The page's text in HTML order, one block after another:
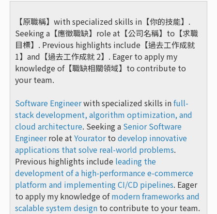
【原職稱】with specialized skills in【你的技能】.
Seeking a【應徵職缺】role at【公司名稱】to【求職
目標】. Previous highlights include【過去工作成就
1】and【過去工作成就 2】. Eager to apply my
knowledge of【職缺相關領域】to contribute to
your team.
Software Engineerwith specialized skills infull-
stack development, algorithm optimization, and
cloud architecture. Seeking a Senior Software
Engineerrole atYouratorto develop innovative
applications that solve real-world problems.
Previous highlights include leading the
development of a high-performance e-commerce
platform and implementing CI/CD pipelines. Eager
to apply my knowledge ofmodern frameworks and
scalable system design to contribute to your team.